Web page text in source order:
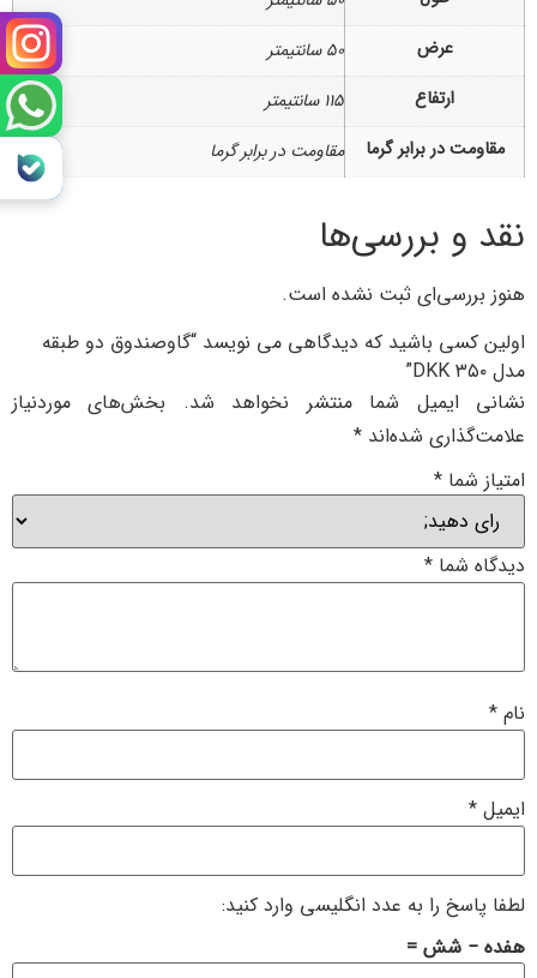
عرض
۵۰ سانتیمتر
ارتفاع
۱۱۵ سانتیمتر
مقاومت در برابر گرما
مقاومت در برابر گرما
نقد و بررسی‌ها
هنوز بررسی‌ای ثبت نشده است.
اولین کسی باشید که دیدگاهی می نویسد “گاوصندوق دو طبقه
مدل DKK ۳۵۰”
نشانی ایمیل شما منتشر نخواهد شد.
بخش‌های موردنیاز
علامت‌گذاری شده‌اند *
امتیاز شما *
دیدگاه شما *
نام *
ایمیل *
لطفا پاسخ را به عدد انگلیسی وارد کنید:
هفده − شش =